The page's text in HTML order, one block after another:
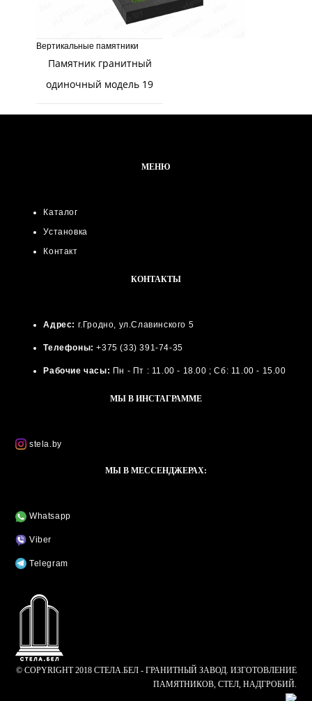
Вертикальные памятники
Памятник гранитный
одиночный модель 19
МЕНЮ
Каталог
Установка
Контакт
КОНТАКТЫ
Адрес: г.Гродно, ул.Славинского 5
Телефоны: +375 (33) 391-74-35
Рабочие часы: Пн - Пт : 11.00 - 18.00 ; Сб: 11.00 - 15.00
МЫ В ИНСТАГРАММЕ
stela.by
МЫ В МЕССЕНДЖЕРАХ:
Whatsapp
Viber
Telegram
© COPYRIGHT 2018 СТЕЛА.БЕЛ - ГРАНИТНЫЙ ЗАВОД. ИЗГОТОВЛЕНИЕ
ПАМЯТНИКОВ, СТЕЛ, НАДГРОБИЙ.